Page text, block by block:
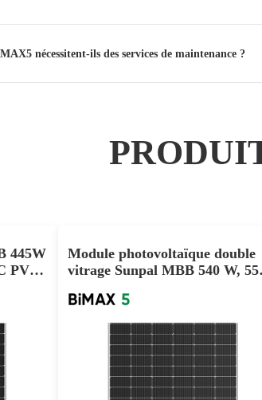
nécessitent-ils des services de maintenance ?
445W
PV
Module photovoltaïque double
vitrage Sunpal MBB 540 W,